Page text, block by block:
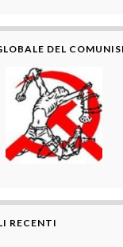
DEL
RECENTI